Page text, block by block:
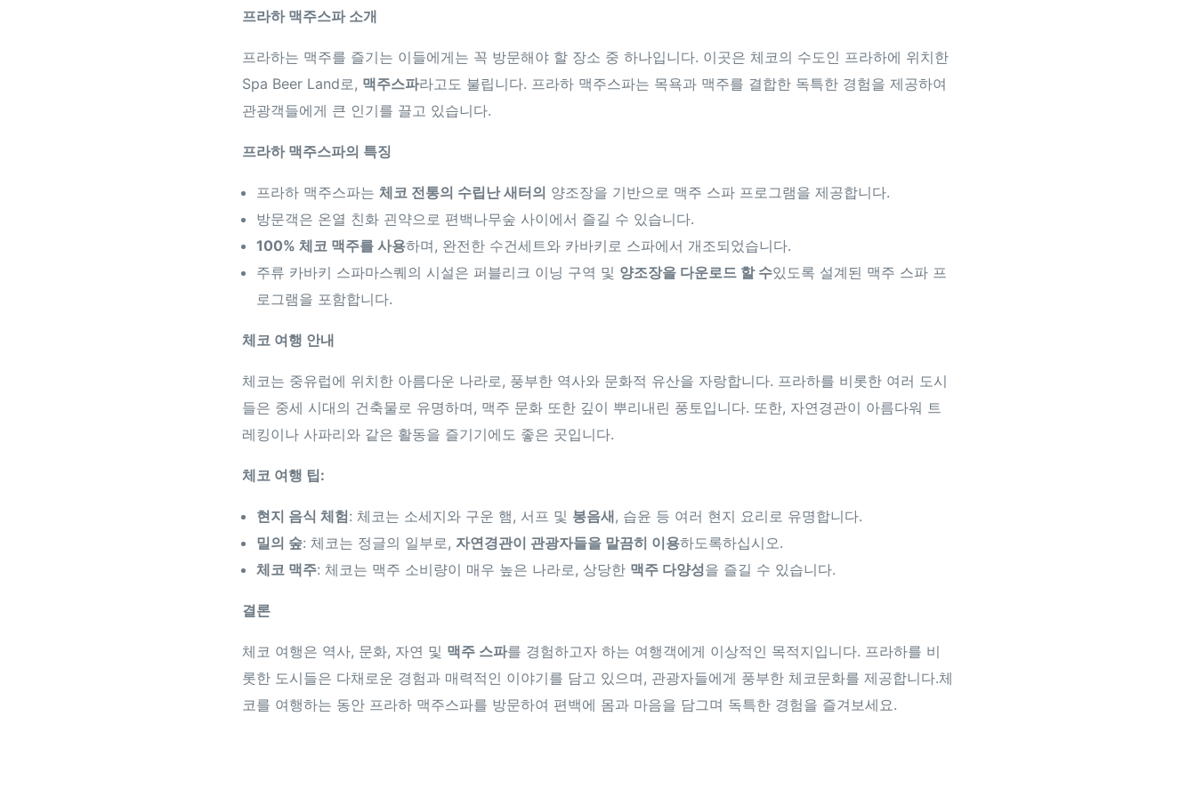
프라하 맥주스파 소개
프라하는 맥주를 즐기는 이들에게는 꼭 방문해야 할 장소 중 하나입니다. 이곳은 체코의 수도인 프라하에 위치한
Spa Beer Land로, 맥주스파라고도 불립니다. 프라하 맥주스파는 목욕과 맥주를 결합한 독특한 경험을 제공하여
관광객들에게 큰 인기를 끌고 있습니다.
프라하 맥주스파의 특징
프라하 맥주스파는 체코 전통의 수립난 새터의 양조장을 기반으로 맥주 스파 프로그램을 제공합니다.
방문객은 온열 친화 괸약으로 편백나무숲 사이에서 즐길 수 있습니다.
100% 체코 맥주를 사용하며, 완전한 수건세트와 카바키로 스파에서 개조되었습니다.
주류 카바키 스파마스퀘의 시설은 퍼블리크 이닝 구역 및 양조장을 다운로드 할 수있도록 설계된 맥주 스파 프
로그램을 포함합니다.
체코 여행 안내
체코는 중유럽에 위치한 아름다운 나라로, 풍부한 역사와 문화적 유산을 자랑합니다. 프라하를 비롯한 여러 도시
들은 중세 시대의 건축물로 유명하며, 맥주 문화 또한 깊이 뿌리내린 풍토입니다. 또한, 자연경관이 아름다워 트
레킹이나 사파리와 같은 활동을 즐기기에도 좋은 곳입니다.
체코 여행 팁:
현지 음식 체험: 체코는 소세지와 구운 햄, 서프 및 봉음새, 습윤 등 여러 현지 요리로 유명합니다.
밀의 숲: 체코는 정글의 일부로, 자연경관이 관광자들을 말끔히 이용하도록하십시오.
체코 맥주: 체코는 맥주 소비량이 매우 높은 나라로, 상당한 맥주 다양성을 즐길 수 있습니다.
결론
체코 여행은 역사, 문화, 자연 및 맥주 스파를 경험하고자 하는 여행객에게 이상적인 목적지입니다. 프라하를 비
롯한 도시들은 다채로운 경험과 매력적인 이야기를 담고 있으며, 관광자들에게 풍부한 체코문화를 제공합니다.체
코를 여행하는 동안 프라하 맥주스파를 방문하여 편백에 몸과 마음을 담그며 독특한 경험을 즐겨보세요.